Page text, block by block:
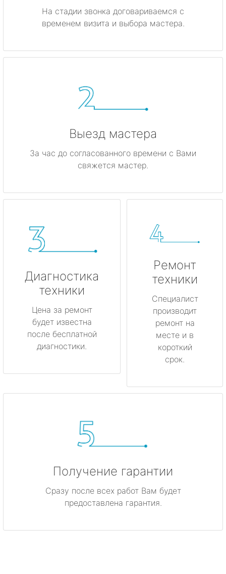
На стадии звонка договариваемся с
временем визита и выбора мастера.
Выезд мастера
За час до согласованного времени с Вами
свяжется мастер.
Диагностика
техники
Цена за ремонт
будет известна
после бесплатной
диагностики.
Ремонт
техники
Специалист
производит
ремонт на
месте и в
короткий
срок.
Получение гарантии
Сразу после всех работ Вам будет
предоставлена гарантия.